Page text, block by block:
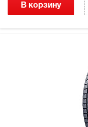
В корзину